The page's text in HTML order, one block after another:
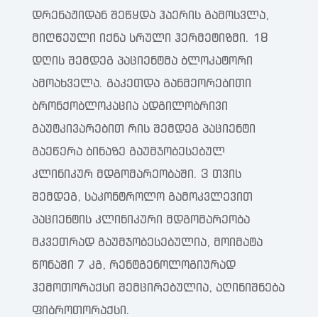
დრენაჟიდან შეწყდა ჰაერის გამოსვლა,
მიღწეული იქნა სრული ჰერმეტიზმი. 18
დღის შემდეგ პაციენტმა ბლოკატორი
ამოახველა. გაკეთდა განმეორებითი
ბრონქობლოკაცია ადგილობრივი
გაუტკივარებით რის შემდეგ პაციენტი
გაეწერა ბინაზე გაუმჯობესებულ
კლინიკურ მდგომარეობაში. 3 თვის
შემდეგ, საკონტროლო გამოკვლევით
პაციენტის კლინიკური მდგომარეობა
მკვეთრად გაუმჯობესებულია, მოიმატა
წონაში 7 კგ, რენტგენოლოგიურად
ჰემოთორაქსი შემცირებულია, აღინიშნება
ფიბროთორაქსი.